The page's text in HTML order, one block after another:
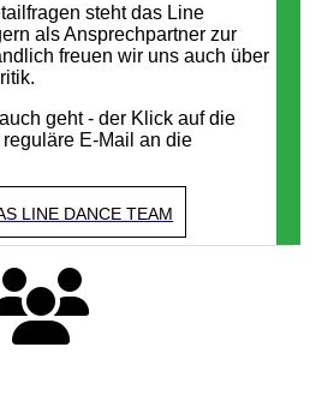
steht das Line
als Ansprechpartner zur
freuen wir uns auch über
geht - der Klick auf die
E-Mail an die
LINE DANCE TEAM